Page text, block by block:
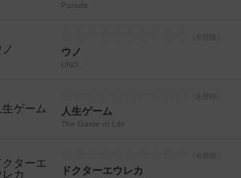
Parade
ウノ
UNO
人生ゲーム
The Game of Life
ドクターエウレカ